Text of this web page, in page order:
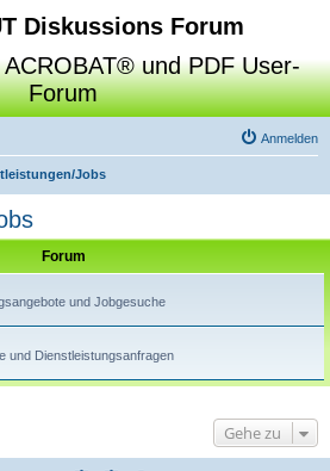
Diskussions Forum
und PDF User-
Forum
Anmelden
Jobs
Forum
und Jobgesuche
und Dienstleistungsanfragen
Gehe zu